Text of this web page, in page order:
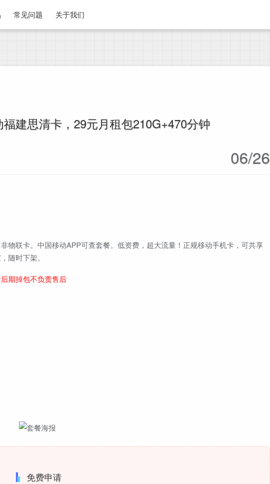
常见问题 关于我们
建思清卡，29元月租包210G+470分钟
06/26
物联卡。中国移动APP可查套餐。低资费，超大流量！正规移动手机卡，可共享
随时下架。
期掉包不负责售后
免费申请